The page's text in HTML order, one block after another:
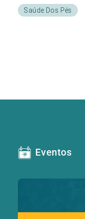
Saúde Dos Pés
Eventos